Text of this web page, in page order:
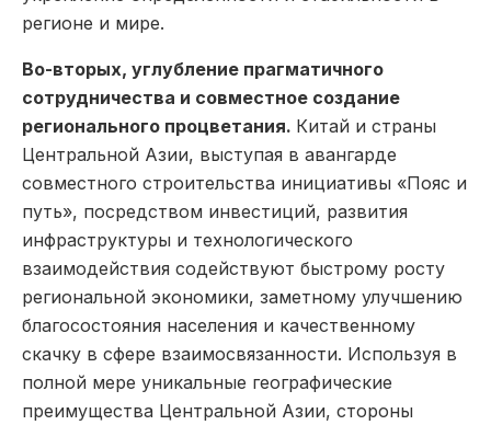
регионе и мире.
Во-вторых, углубление прагматичного
сотрудничества и совместное создание
регионального процветания. Китай и страны
Центральной Азии, выступая в авангарде
совместного строительства инициативы «Пояс и
путь», посредством инвестиций, развития
инфраструктуры и технологического
взаимодействия содействуют быстрому росту
региональной экономики, заметному улучшению
благосостояния населения и качественному
скачку в сфере взаимосвязанности. Используя в
полной мере уникальные географические
преимущества Центральной Азии, стороны